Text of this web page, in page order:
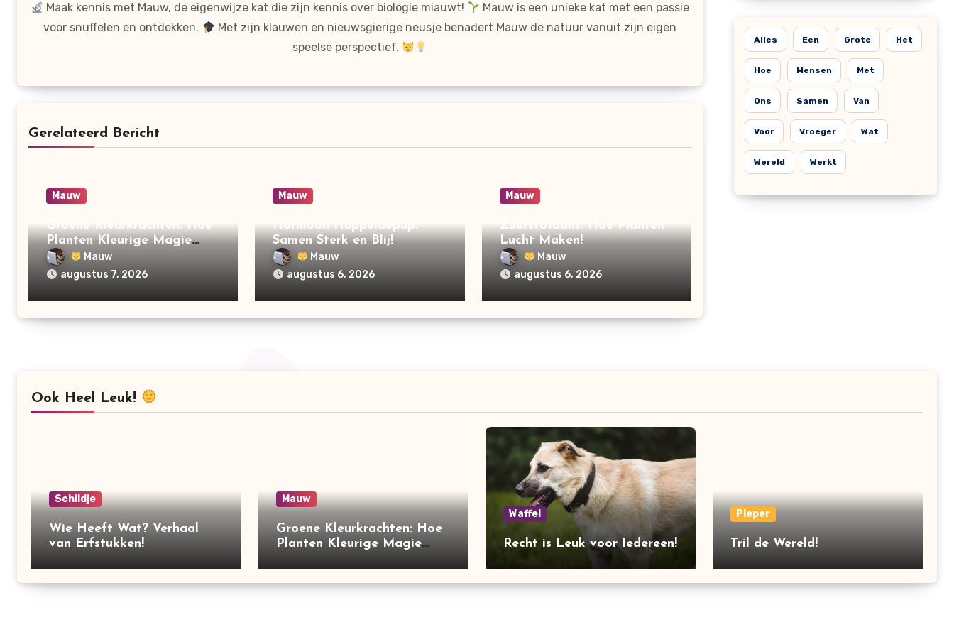
Maak kennis met Mauw, de eigenwijze kat die zijn kennis over biologie miauwt!
Mauw is een unieke kat met een passie
voor snuffelen en ontdekken.
Met zijn klauwen en nieuwsgierige neusje benadert Mauw de natuur vanuit zijn eigen
speelse perspectief.
Gerelateerd Bericht
Mauw
Groene Kleurkrachten: Hoe
Planten Kleurige Magie
Maken!Mauw
augustus 7, 2026
Mauw
Hormoon Huppeldepup:
Samen Sterk en Blij!
Mauw
augustus 6, 2026
Mauw
Zuurstofdans: Hoe Planten
Lucht Maken!
Mauw
augustus 6, 2026
Alles Een Grote Het
Hoe Mensen Met
Ons Samen Van
Voor Vroeger Wat
Wereld Werkt
Ook Heel Leuk!
Schildje
Wie Heeft Wat? Verhaal
van Erfstukken!
Mauw
Groene Kleurkrachten: Hoe
Planten Kleurige Magie
Waffel
Recht is Leuk voor Iedereen!
Pieper
Tril de Wereld!